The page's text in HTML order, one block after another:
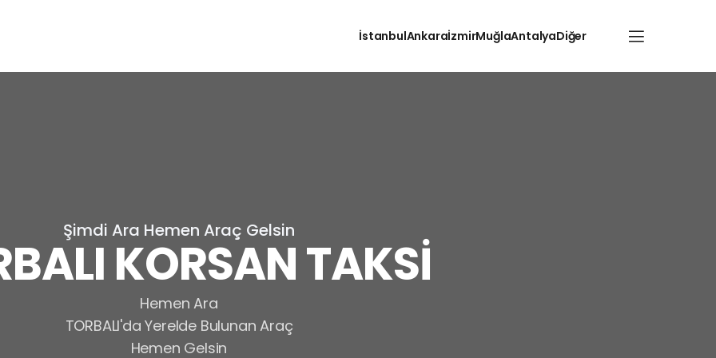
İstanbulAnkaraİzmirMuğlaAntalyaDiğer
Şimdi Ara Hemen Araç Gelsin
KORSAN TAKSİ
Hemen Ara
TORBALI'da Yerelde Bulunan Araç
Hemen Gelsin